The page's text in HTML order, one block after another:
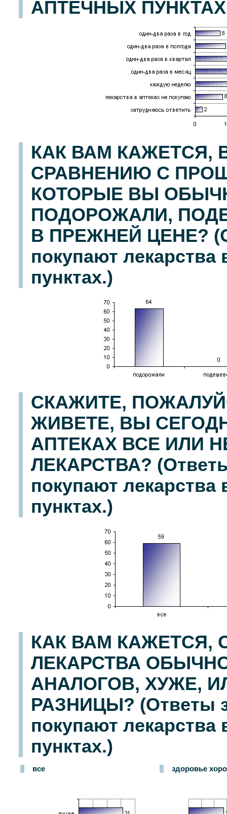
АПТЕЧНЫХ ПУНКТАХ?
КАК ВАМ КАЖЕТСЯ,
СРАВНЕНИЮ С
КОТОРЫЕ ВЫ
ПОДОРОЖАЛИ,
В ПРЕЖНЕЙ ЦЕНЕ?
покупают лекарства
пунктах.)
СКАЖИТЕ,
ЖИВЕТЕ, ВЫ
АПТЕКАХ ВСЕ ИЛИ
ЛЕКАРСТВА?
покупают лекарства
пунктах.)
КАК ВАМ КАЖЕТСЯ,
ЛЕКАРСТВА
АНАЛОГОВ, ХУЖЕ,
РАЗНИЦЫ? (Ответы
покупают лекарства
пунктах.)
все здоровье